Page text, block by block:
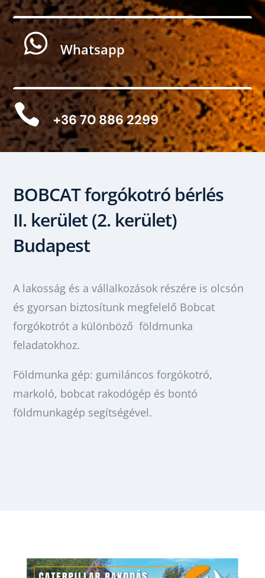
 Whatsapp
 +36 70 886 2299
BOBCAT forgókotró bérlés
II. kerület (2. kerület)
Budapest
A lakosság és a vállalkozások részére is olcsón
és gyorsan biztosítunk megfelelő Bobcat
forgókotrót a különböző földmunka
feladatokhoz.
Földmunka gép: gumiláncos forgókotró,
markoló, bobcat rakodógép és bontó
földmunkagép segítségével.